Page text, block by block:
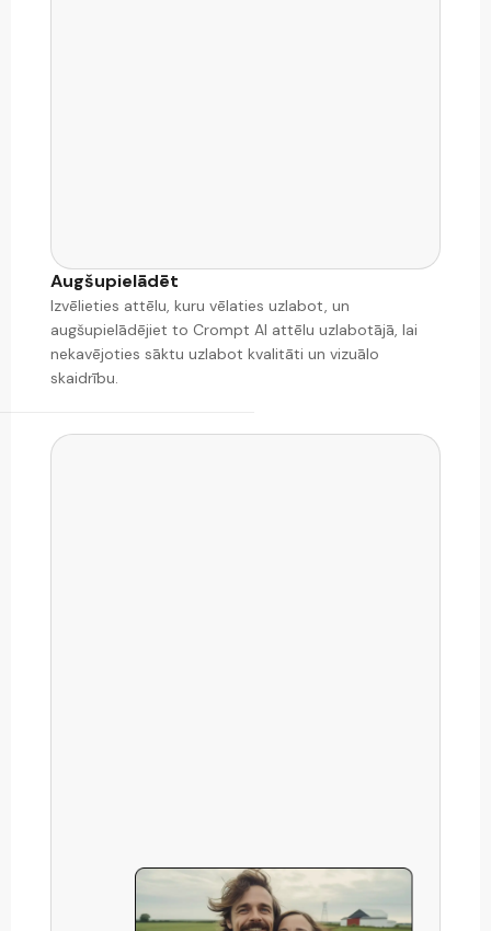
Augšupielādēt
Izvēlieties attēlu, kuru vēlaties uzlabot, un
augšupielādējiet to Crompt AI attēlu uzlabotājā, lai
nekavējoties sāktu uzlabot kvalitāti un vizuālo
skaidrību.